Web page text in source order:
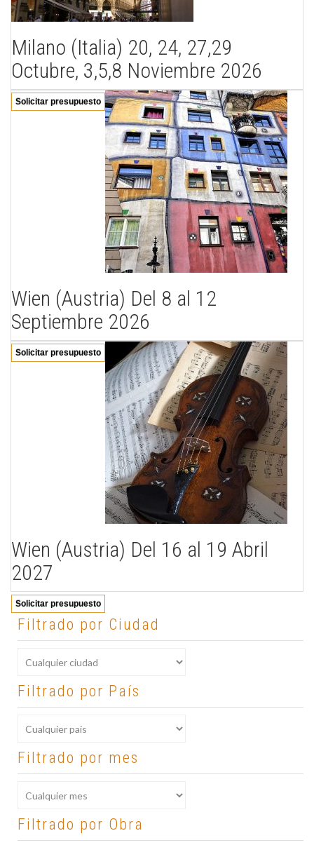
Milano (Italia) 20, 24, 27,29
Octubre, 3,5,8 Noviembre 2026
Solicitar presupuesto
Wien (Austria) Del 8 al 12
Septiembre 2026
Solicitar presupuesto
Wien (Austria) Del 16 al 19 Abril
2027
Solicitar presupuesto
Filtrado por Ciudad
Filtrado por País
Filtrado por mes
Filtrado por Obra